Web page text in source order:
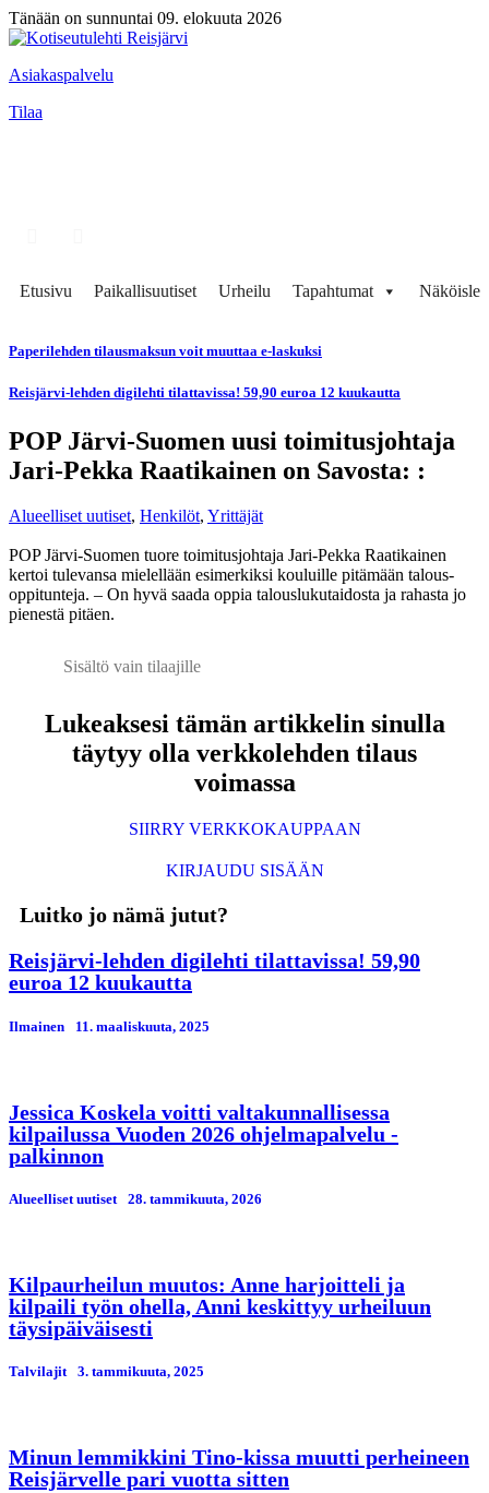
Tänään on sunnuntai 09. elokuuta 2026
Asiakaspalvelu
Tilaa
Etusivu Paikallisuutiset Urheilu Tapahtumat
Paperilehden tilausmaksun voit muuttaa e-laskuksi
Reisjärvi-lehden digilehti tilattavissa! 59,90 euroa 12 kuukautta
POP Järvi-Suomen uusi toimitusjohtaja
Jari-Pekka Raatikainen on Savosta: :
Alueelliset uutiset, Henkilöt, Yrittäjät
POP Järvi-Suomen tuore toimitusjohtaja Jari-Pekka Raatikainen
kertoi tulevansa mielellään esimerkiksi kouluille pitämään talous-
oppitunteja. – On hyvä saada oppia talouslukutaidosta ja rahasta jo
pienestä pitäen.
Sisältö vain tilaajille
Lukeaksesi tämän artikkelin sinulla
täytyy olla verkkolehden tilaus
voimassa
SIIRRY VERKKOKAUPPAAN
KIRJAUDU SISÄÄN
Luitko jo nämä jutut?
Reisjärvi-lehden digilehti tilattavissa! 59,90
euroa 12 kuukautta
Ilmainen 11. maaliskuuta, 2025
Jessica Koskela voitti valtakunnallisessa
kilpailussa Vuoden 2026 ohjelmapalvelu -
palkinnon
Alueelliset uutiset 28. tammikuuta, 2026
Kilpaurheilun muutos: Anne harjoitteli ja
kilpaili työn ohella, Anni keskittyy urheiluun
täysipäiväisesti
Talvilajit 3. tammikuuta, 2025
Minun lemmikkini Tino-kissa muutti perheineen
Reisjärvelle pari vuotta sitten